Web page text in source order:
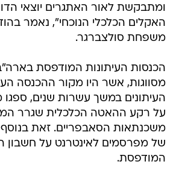
ומתבקשת לאור האתגרים יוצאי
האקלים הכלכלי הנוכחי", נאמר
משפחת סולצברגר.
הכנסות העיתונות המודפסת
מסווגות, אשר היו מקור ההכנסה
העיתונים במשך עשרות שנים,
על רקע ההאטה הכלכלית שגרר
משכנתאות הסאבפריים. זאת
של מפרסמים לאינטרנט על חשבון
המודפסת.